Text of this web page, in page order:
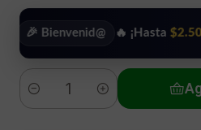
🔥 ¡Hasta$2.500de
Cantidad